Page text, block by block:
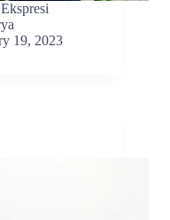
19, 2023